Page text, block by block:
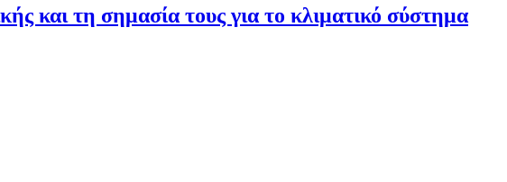
και τη σημασία τους για το κλιματικό σύστημα